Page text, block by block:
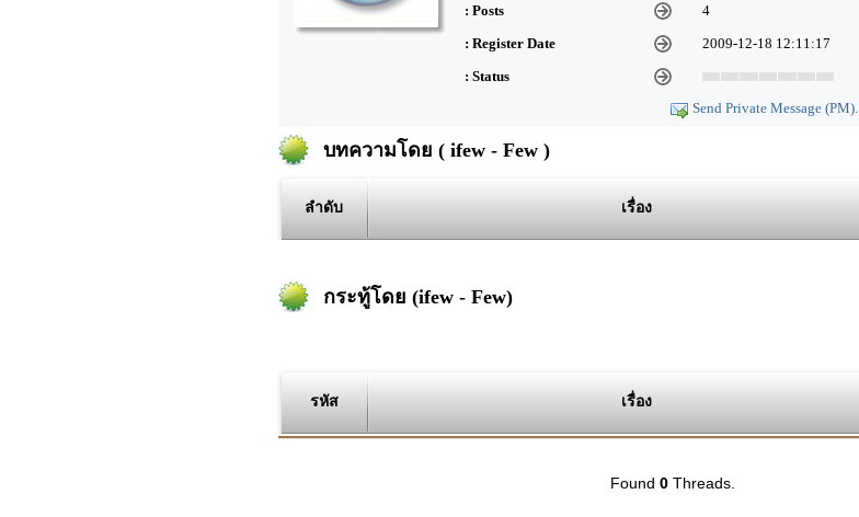
: Posts
4
: Register Date
2009-12-18 12:11:17
: Status
Send Private Message (PM).
บทความโดย ( ifew - Few )
ลำดับ เรื่อง
กระทู้โดย (ifew - Few)
รหัส เรื่อง
Found 0 Threads.